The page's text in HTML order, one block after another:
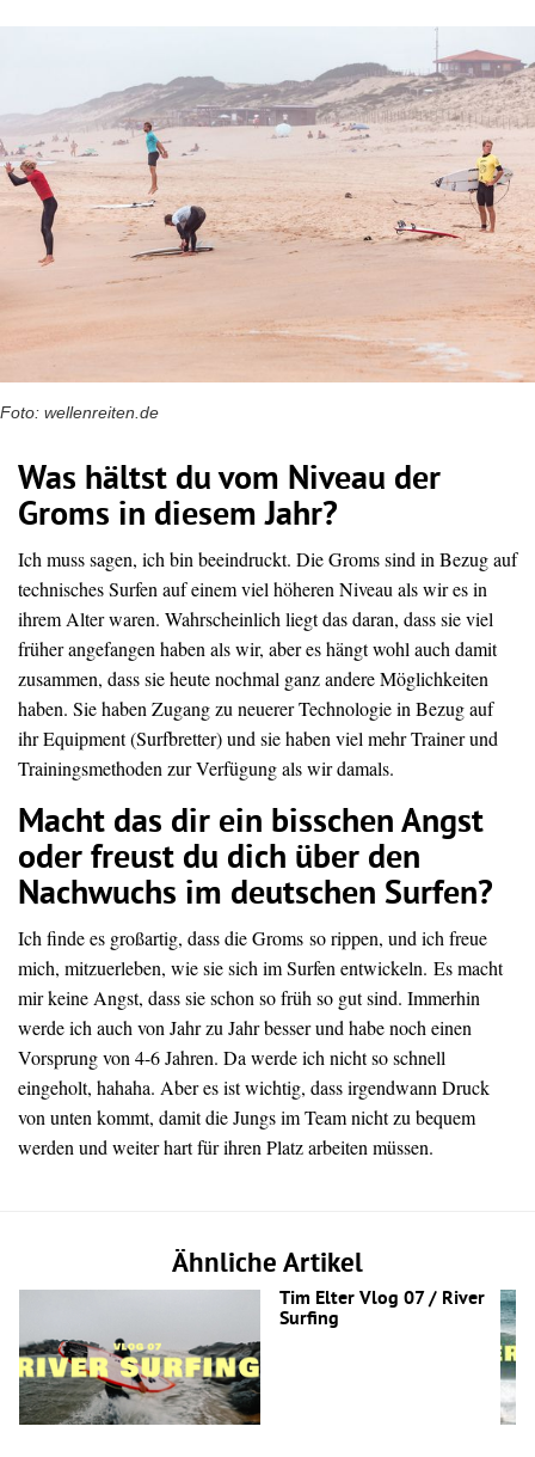
Foto: wellenreiten.de
Was hältst du vom Niveau der
Groms in diesem Jahr?
Ich musssagen, ich bin beeindruckt. Die Groms sind in Bezug auf
technisches Surfen auf einem viel höheren Niveau als wir es in
ihrem Alter waren. Wahrscheinlich liegtdasdaran, dasssieviel
früherangefangen haben alswir, abereshängt wohl auch damit
zusammen, dasssieheute nochmal ganzandereMöglichkeiten
haben. Siehaben Zugangzu neuererTechnologiein Bezugauf
ihrEquipment(Surfbretter)und siehaben viel mehrTrainerund
Trainingsmethoden zurVerfügungalswirdamals.
Macht das dir ein bisschen Angst
oder freust du dich über den
Nachwuchs im deutschen Surfen?
Ichfindees großartig, dassdieGroms sorippen, undichfreue
mich, mitzuerleben, wie sie sich im Surfen entwickeln. Esmacht
mirkeineAngst, dasssieschonsofrühso gutsind. Immerhin
werde ich auch von Jahr zu Jahr besser und habe noch einen
Vorsprung von 4-6 Jahren. Da werde ich nicht so schnell
eingeholt, hahaha. Aberesistwichtig, dassirgendwannDruck
vonuntenkommt, damitdieJungsimTeamnichtzubequem
werdenundweiterhartfürihrenPlatzarbeitenmüssen.
Ähnliche Artikel
Tim Elter Vlog 07 / River
Surfing